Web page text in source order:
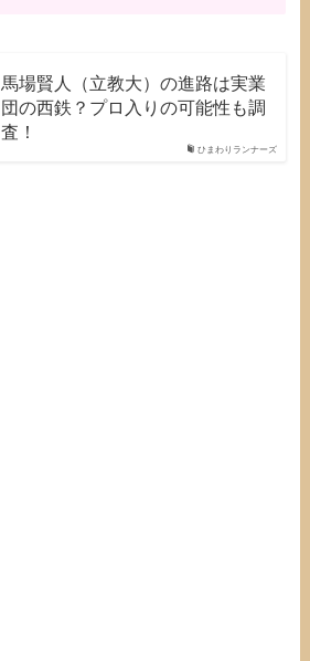
ひまわりランナーズ
馬場賢人（立教大）の進路は実業
団の西鉄？プロ入りの可能性も調
査！